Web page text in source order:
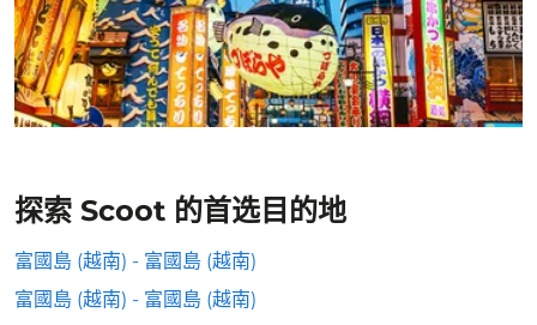
探索 Scoot 的首选目的地
富國島 (越南) - 富國島 (越南)
富國島 (越南) - 富國島 (越南)